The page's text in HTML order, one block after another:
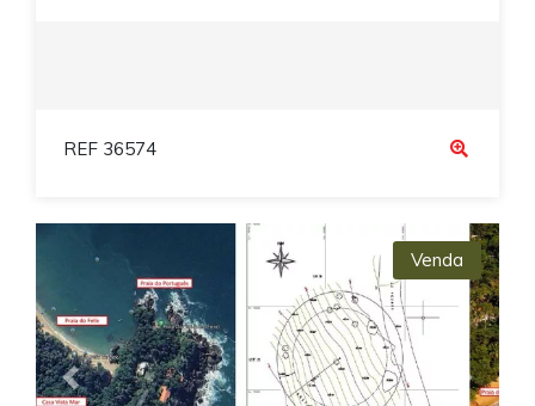
REF 36574
Previous Next
Venda